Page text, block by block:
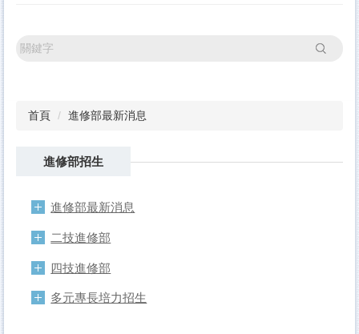
搜尋
首頁 進修部最新消息
進修部招生
進修部最新消息
二技進修部
四技進修部
多元專長培力招生